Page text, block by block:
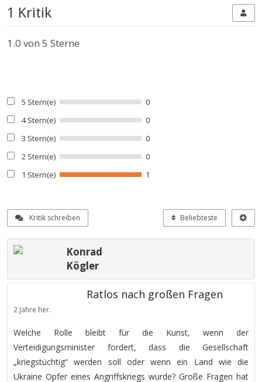
1 Kritik
1.0 von 5 Sterne
5 Stern(e)
0
4 Stern(e)
0
3 Stern(e)
0
2 Stern(e)
0
1 Stern(e)
1
Kritik schreiben Beliebteste
Konrad
Kögler
Ratlos nach großen Fragen
2 Jahre her.
Welche Rolle bleibt für die Kunst, wenn der
Verteidigungsminister fordert, dass die Gesellschaft
„kriegstüchtig“ werden soll oder wenn ein Land wie die
Ukraine Opfer eines Angriffskriegs wurde? Große Fragen hat